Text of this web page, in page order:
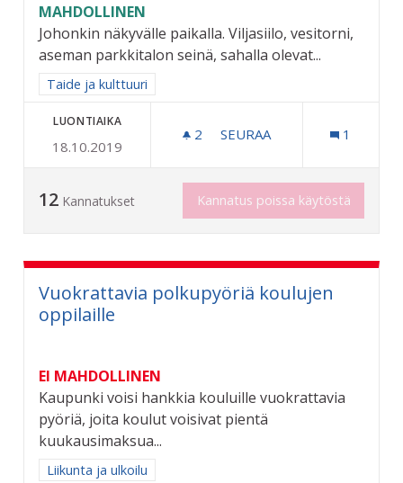
MAHDOLLINEN
Johonkin näkyvälle paikalla. Viljasiilo, vesitorni,
aseman parkkitalon seinä, sahalla olevat...
Rajaa tulokset aihepiirin mukaan: Taide ja kulttuuri
Taide ja kulttuuri
LUONTIAIKA
18.10.2019
2 2 SEURAAJAA
SEURAA 1
12 Kannatukset Kannatus poissa käytöstä
Vuokrattavia polkupyöriä koulujen
oppilaille
EI MAHDOLLINEN
Kaupunki voisi hankkia kouluille vuokrattavia
pyöriä, joita koulut voisivat pientä
kuukausimaksua...
Rajaa tulokset aihepiirin mukaan: Liikunta ja ulkoilu
Liikunta ja ulkoilu